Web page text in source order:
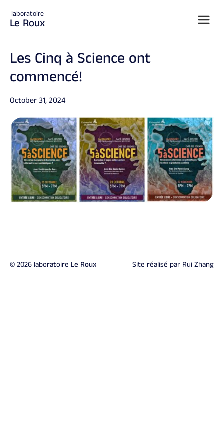
laboratoire
Le Roux
Les Cinq à Science ont
commencé!
Posted on
October 31, 2024
© 2026 laboratoire Le Roux Site réalisé par Rui Zhang